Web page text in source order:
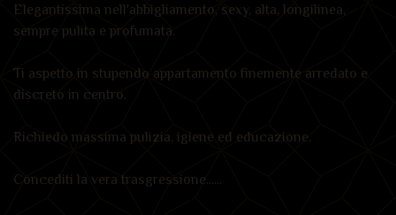
Elegantissima nell'abbigliamento, sexy, alta, longilinea,
sempre pulita e profumata.
Ti aspetto in stupendo appartamento finemente arredato e
discreto in centro.
Richiedo massima pulizia, igiene ed educazione.
Concediti la vera trasgressione......